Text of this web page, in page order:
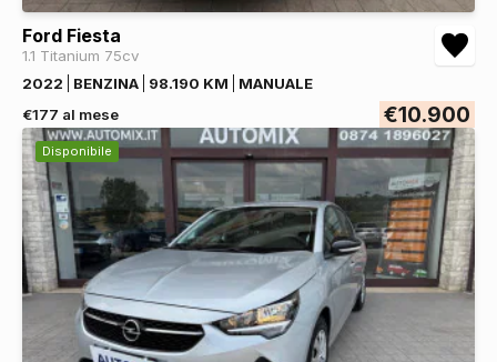
Ford Fiesta
1.1 Titanium 75cv
2022
BENZINA 98.190 KM
MANUALE
€177 al mese
€10.900
Disponibile